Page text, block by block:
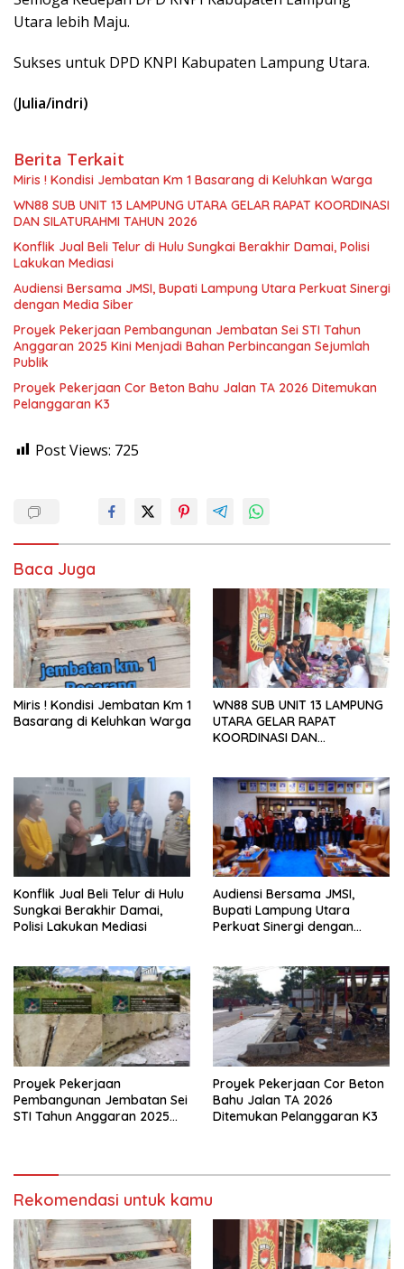
Utara lebih Maju.
Sukses untuk DPD KNPI Kabupaten Lampung Utara.
(Julia/indri)
Berita Terkait
Miris ! Kondisi Jembatan Km 1 Basarang di Keluhkan Warga
WN88 SUB UNIT 13 LAMPUNG UTARA GELAR RAPAT KOORDINASI
DAN SILATURAHMI TAHUN 2026
Konflik Jual Beli Telur di Hulu Sungkai Berakhir Damai, Polisi
Lakukan Mediasi
Audiensi Bersama JMSI, Bupati Lampung Utara Perkuat Sinergi
dengan Media Siber
Proyek Pekerjaan Pembangunan Jembatan Sei STI Tahun
Anggaran 2025 Kini Menjadi Bahan Perbincangan Sejumlah
Publik
Proyek Pekerjaan Cor Beton Bahu Jalan TA 2026 Ditemukan
Pelanggaran K3
Post Views: 725
Baca Juga
Miris ! Kondisi Jembatan Km 1
Basarang di Keluhkan Warga
WN88 SUB UNIT 13 LAMPUNG
UTARA GELAR RAPAT
KOORDINASI DAN
Konflik Jual Beli Telur di Hulu
Sungkai Berakhir Damai,
Polisi Lakukan Mediasi
Audiensi Bersama JMSI,
Bupati Lampung Utara
Perkuat Sinergi dengan
Proyek Pekerjaan
Pembangunan Jembatan Sei
STI Tahun Anggaran 2025
Proyek Pekerjaan Cor Beton
Bahu Jalan TA 2026
Ditemukan Pelanggaran K3
Rekomendasi untuk kamu